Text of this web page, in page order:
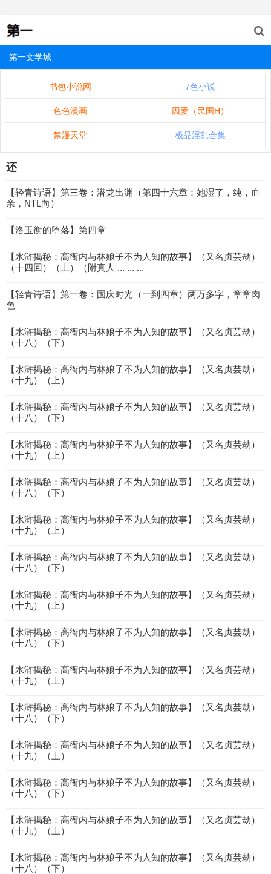
第一文学城
书包小说网 7色小说
色色漫画 囚爱（民国H）
禁漫天堂 极品淫乱合集
还
【轻青诗语】第三卷：潜龙出渊（第四十六章：她湿了，纯，血
亲，NTL向）
【洛玉衡的堕落】第四章
【水浒揭秘：高衙内与林娘子不为人知的故事】（又名贞芸劫）
（十四回）（上）（附真人 ... ... ...
【轻青诗语】第一卷：国庆时光（一到四章）两万多字，章章肉
色
【水浒揭秘：高衙内与林娘子不为人知的故事】（又名贞芸劫）
（十八）（下）
【水浒揭秘：高衙内与林娘子不为人知的故事】（又名贞芸劫）
（十九）（上）
【水浒揭秘：高衙内与林娘子不为人知的故事】（又名贞芸劫）
（十八）（下）
【水浒揭秘：高衙内与林娘子不为人知的故事】（又名贞芸劫）
（十九）（上）
【水浒揭秘：高衙内与林娘子不为人知的故事】（又名贞芸劫）
（十八）（下）
【水浒揭秘：高衙内与林娘子不为人知的故事】（又名贞芸劫）
（十九）（上）
【水浒揭秘：高衙内与林娘子不为人知的故事】（又名贞芸劫）
（十八）（下）
【水浒揭秘：高衙内与林娘子不为人知的故事】（又名贞芸劫）
（十九）（上）
【水浒揭秘：高衙内与林娘子不为人知的故事】（又名贞芸劫）
（十八）（下）
【水浒揭秘：高衙内与林娘子不为人知的故事】（又名贞芸劫）
（十九）（上）
【水浒揭秘：高衙内与林娘子不为人知的故事】（又名贞芸劫）
（十八）（下）
【水浒揭秘：高衙内与林娘子不为人知的故事】（又名贞芸劫）
（十九）（上）
【水浒揭秘：高衙内与林娘子不为人知的故事】（又名贞芸劫）
（十八）（下）
【水浒揭秘：高衙内与林娘子不为人知的故事】（又名贞芸劫）
（十九）（上）
【水浒揭秘：高衙内与林娘子不为人知的故事】（又名贞芸劫）
（十八）（下）